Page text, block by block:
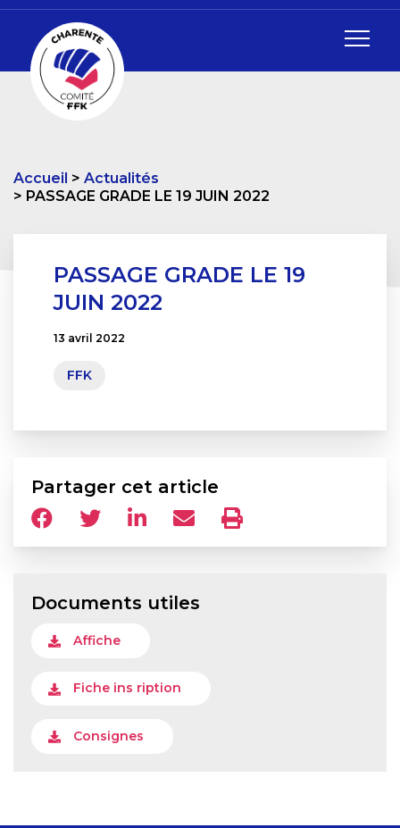
Accueil
Actualités
PASSAGE GRADE LE 19 JUIN 2022
PASSAGE GRADE LE 19
JUIN 2022
13 avril 2022
FFK
Partager cet article
Documents utiles
Affiche
Fiche ins ription
Consignes